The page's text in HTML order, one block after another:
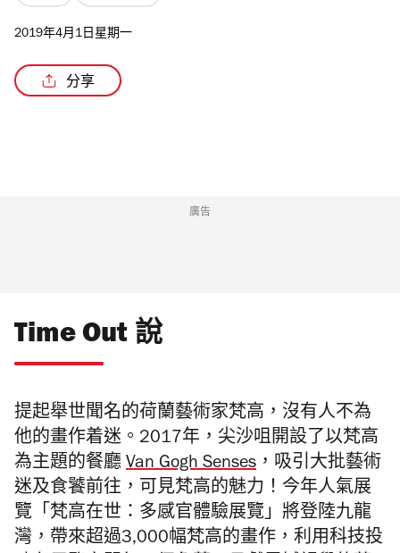
2019年4月1日星期一
分享
廣告
Time Out 說
提起舉世聞名的荷蘭藝術家梵高，沒有人不為
他的畫作着迷。2017年，尖沙咀開設了以梵高
為主題的餐廳 Van Gogh Senses ，吸引大批藝術
迷及食饕前往，可見梵高的魅力！今年人氣展
覽「梵高在世：多感官體驗展覽」將登陸九龍
灣，帶來超過3,000幅梵高的畫作，利用科技投